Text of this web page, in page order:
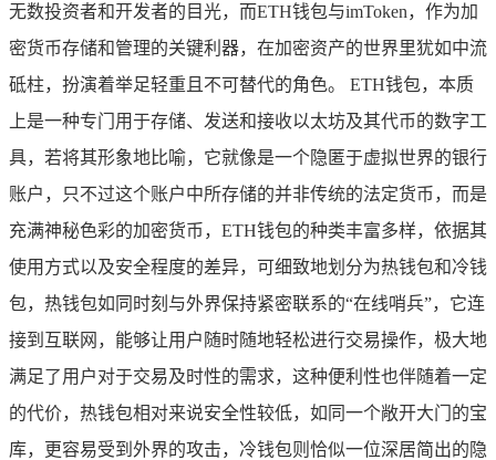
无数投资者和开发者的目光，而ETH钱包与imToken，作为加
密货币存储和管理的关键利器，在加密资产的世界里犹如中流
砥柱，扮演着举足轻重且不可替代的角色。 ETH钱包，本质
上是一种专门用于存储、发送和接收以太坊及其代币的数字工
具，若将其形象地比喻，它就像是一个隐匿于虚拟世界的银行
账户，只不过这个账户中所存储的并非传统的法定货币，而是
充满神秘色彩的加密货币，ETH钱包的种类丰富多样，依据其
使用方式以及安全程度的差异，可细致地划分为热钱包和冷钱
包，热钱包如同时刻与外界保持紧密联系的“在线哨兵”，它连
接到互联网，能够让用户随时随地轻松进行交易操作，极大地
满足了用户对于交易及时性的需求，这种便利性也伴随着一定
的代价，热钱包相对来说安全性较低，如同一个敞开大门的宝
库，更容易受到外界的攻击，冷钱包则恰似一位深居简出的隐